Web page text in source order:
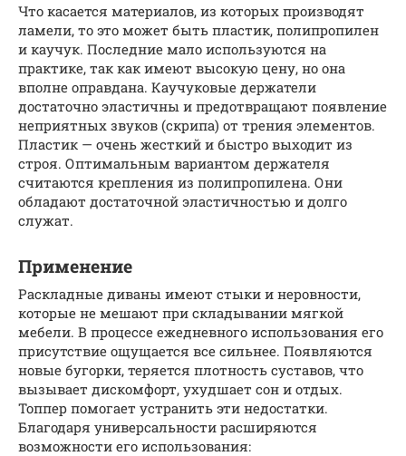
Что касается материалов, из которых производят
ламели, то это может быть пластик, полипропилен
и каучук. Последние мало используются на
практике, так как имеют высокую цену, но она
вполне оправдана. Каучуковые держатели
достаточно эластичны и предотвращают появление
неприятных звуков (скрипа) от трения элементов.
Пластик — очень жесткий и быстро выходит из
строя. Оптимальным вариантом держателя
считаются крепления из полипропилена. Они
обладают достаточной эластичностью и долго
служат.
Применение
Раскладные диваны имеют стыки и неровности,
которые не мешают при складывании мягкой
мебели. В процессе ежедневного использования его
присутствие ощущается все сильнее. Появляются
новые бугорки, теряется плотность суставов, что
вызывает дискомфорт, ухудшает сон и отдых.
Топпер помогает устранить эти недостатки.
Благодаря универсальности расширяются
возможности его использования: